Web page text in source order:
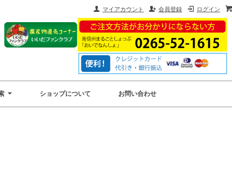
ログイン
会員登録
マイアカウント
ショップについて お問い合わせ